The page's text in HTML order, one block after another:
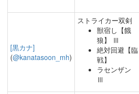
[黒カナ]
(@kanatasoon_mh)
ストライカー双剣
獣宿し【餓
狼】 Ⅲ
絶対回避【臨
戦】
ラセンザン
Ⅲ